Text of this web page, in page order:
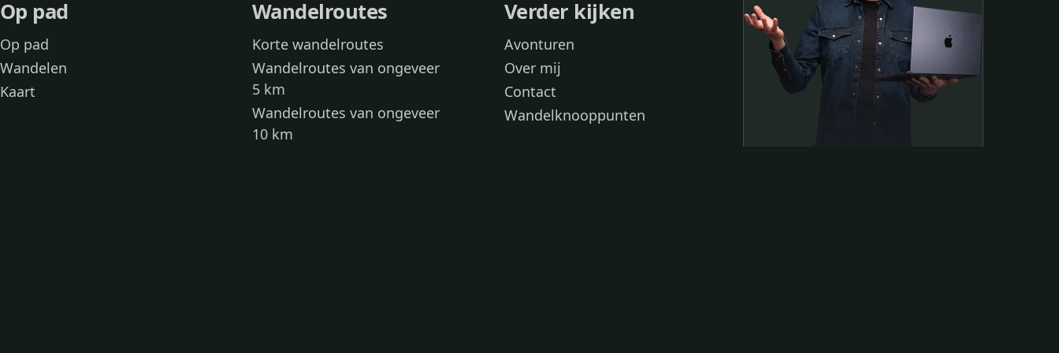
Op pad
Op pad
Wandelen
Kaart
Wandelroutes
Korte wandelroutes
Wandelroutes van ongeveer
5 km
Wandelroutes van ongeveer
10 km
Verder kijken
Avonturen
Over mij
Contact
Wandelknooppunten